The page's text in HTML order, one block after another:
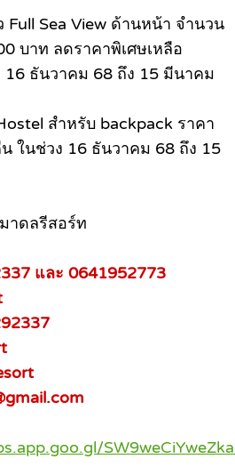
Full Sea View ด้านหน้า จำนวน
บาท ลดราคาพิเศษเหลือ
ธันวาคม 68 ถึง 15 มีนาคม
สำหรับ backpack ราคา
ในช่วง 16 ธันวาคม 68 ถึง 15
าดลรีสอร์ท
และ 0641952773